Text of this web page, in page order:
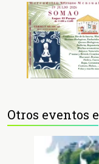
Otros eventos